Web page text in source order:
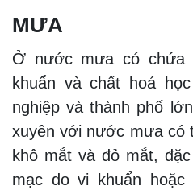
MƯA
Ở nước mưa có chứa
khuẩn và chất hoá
nghiệp và thành phố
xuyên với nước mưa có
khô mắt và đỏ mắt,
mạc do vi khuẩn